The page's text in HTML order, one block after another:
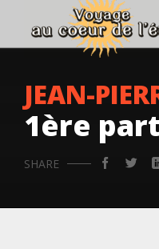
JEAN-
1ère
SHARE